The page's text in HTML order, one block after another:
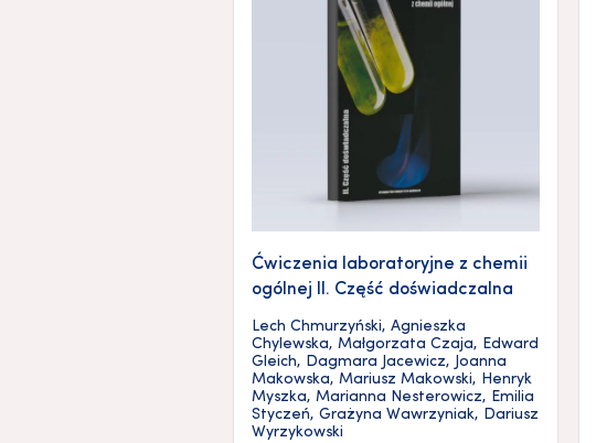
Ćwiczenia laboratoryjne z chemii
ogólnej II. Część doświadczalna
Lech Chmurzyński, Agnieszka
Chylewska, Małgorzata Czaja, Edward
Gleich, Dagmara Jacewicz, Joanna
Makowska, Mariusz Makowski, Henryk
Myszka, Marianna Nesterowicz, Emilia
Styczeń, Grażyna Wawrzyniak, Dariusz
Wyrzykowski